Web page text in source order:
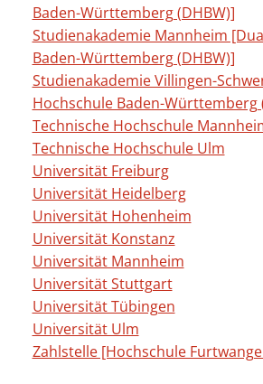
Baden-Württemberg (DHBW)]
Studienakademie Mannheim
Baden-Württemberg (DHBW)]
Studienakademie Villingen-
Hochschule Baden-Württemberg
Technische Hochschule
Technische Hochschule Ulm
Universität Freiburg
Universität Heidelberg
Universität Hohenheim
Universität Konstanz
Universität Mannheim
Universität Stuttgart
Universität Tübingen
Universität Ulm
Zahlstelle [Hochschule